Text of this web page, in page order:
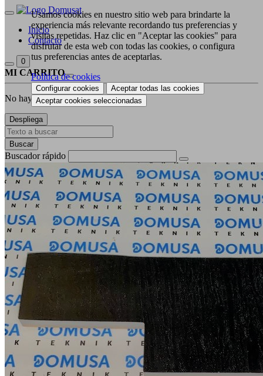
Usamos cookies en nuestro sitio web para brindarte la
experiencia más relevante recordando tus preferencias y
visitas repetidas. Haz clic en "Aceptar las cookies" para
disfrutar de esta web con todas las cookies, o configura
tus preferencias antes de aceptarlas.
Política de cookies
Configurar cookies
Aceptar todas las cookies
Aceptar cookies seleccionadas
Inicio
Contacto
0
MI CARRITO
No hay productos en la cesta
Despliega
Buscar
Buscador rápido